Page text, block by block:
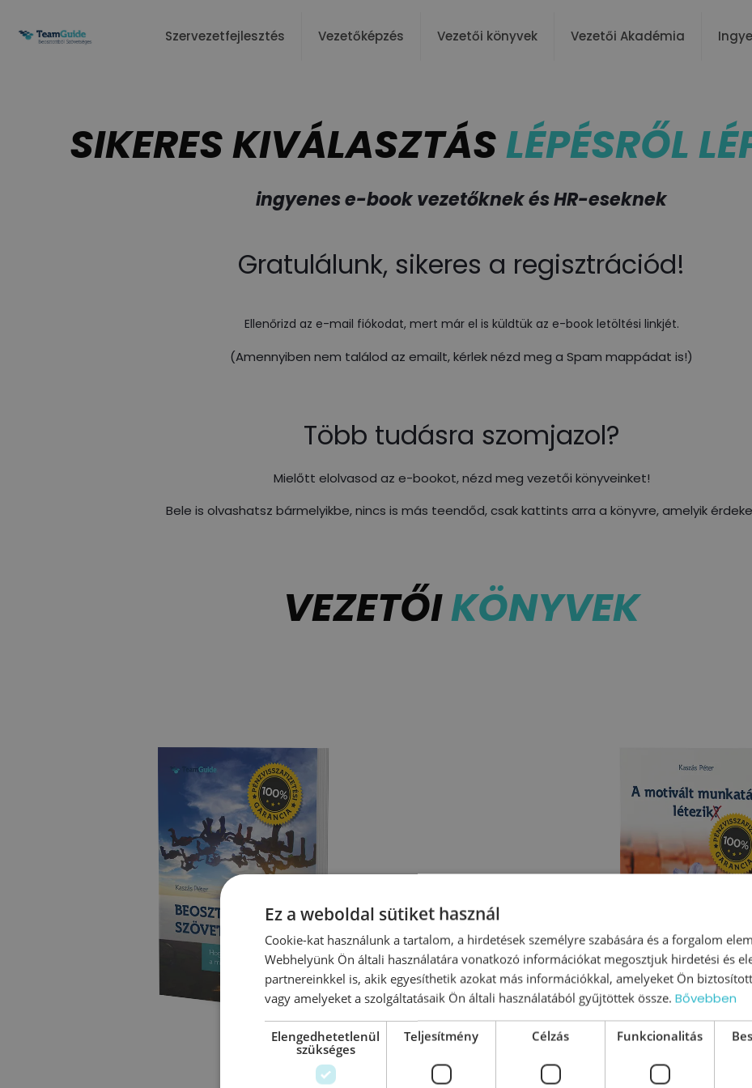
Szervezetfejlesztés Vezetőképzés Vezetői könyvek Vezetői Akadémia
SIKERES KIVÁLASZTÁSLÉPÉSRŐL
ingyenes e-bookvezetőknek és HR-eseknek
Gratulálunk, sikeres a regisztrációd!
Ellenőrizd az e-mail fiókodat, mert már el is küldtük az e-book letöltési linkjét.
(Amennyiben nem találod az emailt, kérlek nézd meg a Spam mappádat is!)
Több tudásra szomjazol?
Mielőtt elolvasod az e-bookot, nézd meg vezetői könyveinket!
Bele is olvashatsz bármelyikbe, nincs is más teendőd, csak kattints arra a könyvre, amelyik
VEZETŐIKÖNYVEK
Ez a weboldal sütiket használ
Cookie-kat használunk a tartalom, a hirdetések személyre szabására és a forgalom
Webhelyünk Ön általi használatára vonatkozó információkat megosztjuk hirdetési és
partnereinkkel is, akik egyesíthetik azokat más információkkal, amelyeket Ön
vagy amelyeket a szolgáltatásaik Ön általi használatából gyűjtöttek össze. Bővebben
Elengedhetetlenül
szükséges
Teljesítmény Célzás Funkcionalitás